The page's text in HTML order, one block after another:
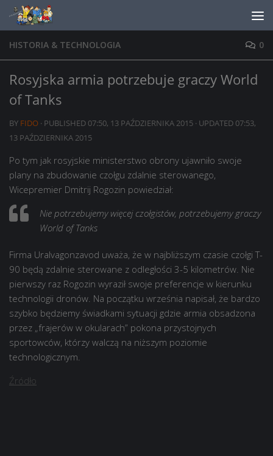
Skip to content
HISTORIA & TECHNOLOGIA 0
Rosyjska armia potrzebuje graczy World
of Tanks
BY FIDO · PUBLISHED 07:50, 13 PAŹDZIERNIKA 2015 · UPDATED 07:53,
13 PAŹDZIERNIKA 2015
Po tym jak rosyjskie ministerstwo obrony ujawniło swoje
plany na zbudowanie czołgu zdalnie sterowanego,
Wicepremier Dmitrij Rogozin powiedział:
Nie potrzebujemy więcej czołgistów, potrzebujemy graczy
World of Tanks
Firma Uralvagonzavod uważa, że w najbliższym czasie czołgi T-
90 będą zdalnie sterowane z odległości 3-5 kilometrów. Nie
pierwszy raz Rogozin wyraził swoje preferencje w kierunku
technologii dronów. Na początku września napisał, że bardzo
szybko będziemy świadkami sytuacji gdzie armia obsadzona
przez „frajerów w okularach” pokona przystojnych
sportowców, którzy walczą na niższym poziomie
technologicznym.
Źródło